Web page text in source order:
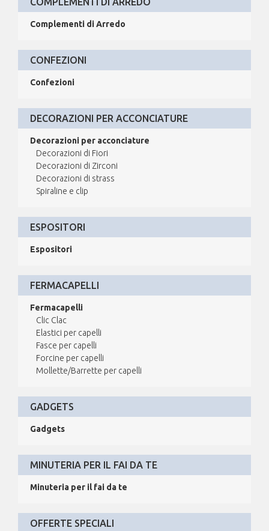
Complementi di Arredo
CONFEZIONI
Confezioni
DECORAZIONI PER ACCONCIATURE
Decorazioni per acconciature
Decorazioni di Fiori
Decorazioni di Zirconi
Decorazioni di strass
Spiraline e clip
ESPOSITORI
Espositori
FERMACAPELLI
Fermacapelli
Clic Clac
Elastici per capelli
Fasce per capelli
Forcine per capelli
Mollette/Barrette per capelli
GADGETS
Gadgets
MINUTERIA PER IL FAI DA TE
Minuteria per il fai da te
OFFERTE SPECIALI